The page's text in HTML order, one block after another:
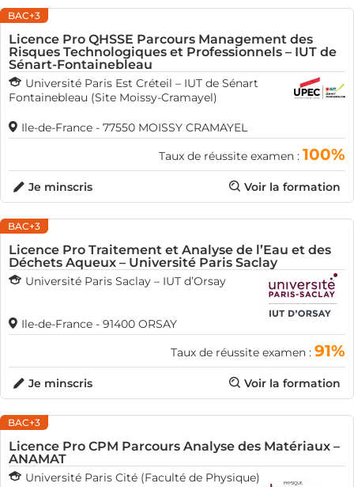
BAC+3
Licence Pro QHSSE Parcours Management des
Risques Technologiques et Professionnels – IUT de
Sénart-Fontainebleau
Université Paris Est Créteil – IUT de Sénart
Fontainebleau (Site Moissy-Cramayel)
Ile-de-France - 77550 MOISSY CRAMAYEL
Taux de réussite examen : 100%
Voir la formation
Je minscris
BAC+3
Licence Pro Traitement et Analyse de l’Eau et des
Déchets Aqueux – Université Paris Saclay
Université Paris Saclay – IUT d’Orsay
Ile-de-France - 91400 ORSAY
Taux de réussite examen : 91%
Voir la formation
Je minscris
BAC+3
Licence Pro CPM Parcours Analyse des Matériaux –
ANAMAT
Université Paris Cité (Faculté de Physique)